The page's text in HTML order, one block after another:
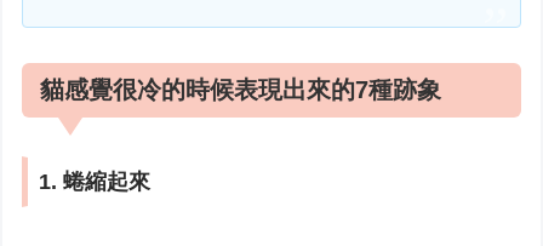
貓感覺很冷的時候表現出來的7種跡象
1. 蜷縮起來